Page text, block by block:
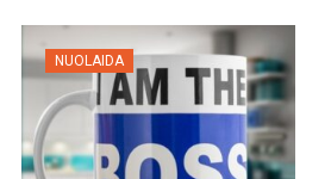
NUOLAIDA